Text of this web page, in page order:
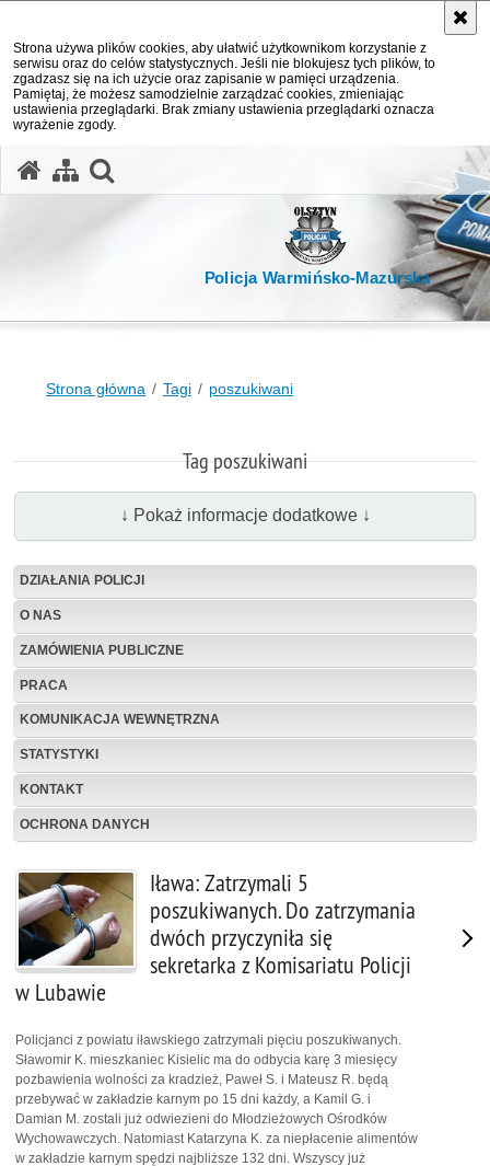
Strona używa plików cookies, aby ułatwić użytkownikom korzystanie z
serwisu oraz do celów statystycznych. Jeśli nie blokujesz tych plików, to
zgadzasz się na ich użycie oraz zapisanie w pamięci urządzenia.
Pamiętaj, że możesz samodzielnie zarządzać cookies, zmieniając
ustawienia przeglądarki. Brak zmiany ustawienia przeglądarki oznacza
wyrażenie zgody.
Policja Warmińsko-Mazurska
Strona główna Tagi poszukiwani
Tag poszukiwani
↓ Pokaż informacje dodatkowe ↓
DZIAŁANIA POLICJI
O NAS
ZAMÓWIENIA PUBLICZNE
PRACA
KOMUNIKACJA WEWNĘTRZNA
STATYSTYKI
KONTAKT
OCHRONA DANYCH
Iława: Zatrzymali 5
poszukiwanych. Do zatrzymania
dwóch przyczyniła się
sekretarka z Komisariatu Policji
w Lubawie
Policjanci z powiatu iławskiego zatrzymali pięciu poszukiwanych.
Sławomir K. mieszkaniec Kisielic ma do odbycia karę 3 miesięcy
pozbawienia wolności za kradzież, Paweł S. i Mateusz R. będą
przebywać w zakładzie karnym po 15 dni każdy, a Kamil G. i
Damian M. zostali już odwiezieni do Młodzieżowych Ośrodków
Wychowawczych. Natomiast Katarzyna K. za niepłacenie alimentów
w zakładzie karnym spędzi najbliższe 132 dni. Wszyscy już